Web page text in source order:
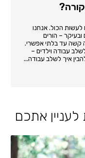
לעשות הכול. אנחנו
ובעיקר – הורים
קשה עד בלתי אפשרי.
עבודה וילדים –
איך לשלב עבודה...
לעניין אתכם